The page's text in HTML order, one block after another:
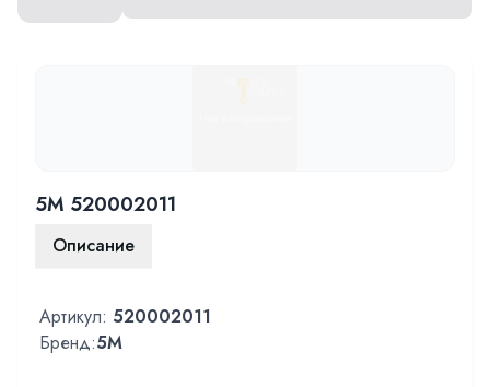
5M 520002011
Описание
Артикул: 520002011
Бренд:5M